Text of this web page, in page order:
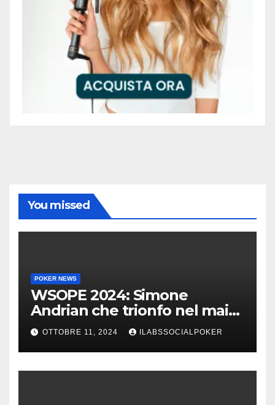
You missed
POKER NEWS
WSOPE 2024: Simone
Andrian che trionfo nel main
event al King’s
OTTOBRE 11, 2024 ILABSSOCIALPOKER